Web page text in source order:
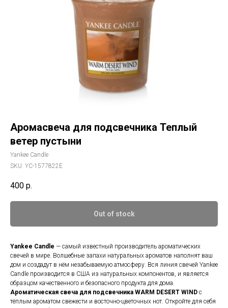
Аромасвеча для подсвечника Теплый
ветер пустыни
Yankee Candle
SKU: YC-1577822E
400 р.
Out of stock
Yankee Candle — самый известный производитель ароматических
свечей в мире. Волшебные запахи натуральных ароматов наполнят ваш
дом и создадут в нём незабываемую атмосферу. Вся линия свечей Yankee
Candle производится в США из натуральных компонентов, и является
образцом качественного и безопасного продукта для дома.
Ароматическая свеча для подсвечника WARM DESERT WIND c
тёплым ароматом свежести и восточно-цветочных нот. Откройте для себя